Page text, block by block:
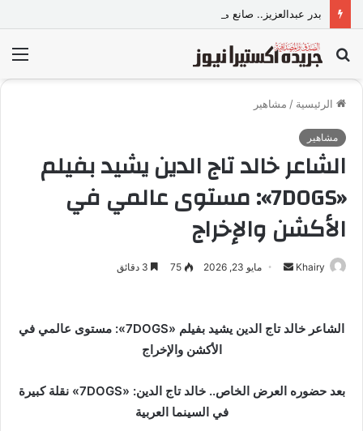
بحث
عن
الرئيسية / مشاهير
مشاهير
الشاعر خالد تاج الدين يشيد بفيلم
«7DOGS»: مستوى عالمي في
الأكشن والإخراج
Khairy
ل
ي
مايو 23, 2026 75
الشاعر خالد تاج الدين يشيد بفيلم «7DOGS»: مستوى عالمي في
الأكشن والإخراج
بعد حضوره العرض الخاص.. خالد تاج الدين: «7DOGS» نقلة كبيرة
في السينما العربية